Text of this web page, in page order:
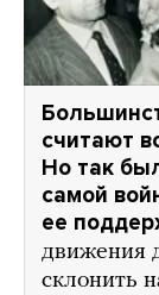
считают
Но так
самой
ее
движения
склонить